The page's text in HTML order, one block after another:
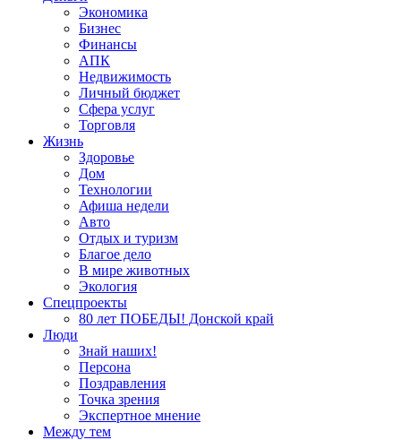
Экономика
Бизнес
Финансы
АПК
Недвижимость
Личный бюджет
Сфера услуг
Торговля
Жизнь
Здоровье
Дом
Технологии
Афиша недели
Авто
Отдых и туризм
Благое дело
В мире животных
Экология
Спецпроекты
80 лет ПОБЕДЫ! Донской край
Люди
Знай наших!
Персона
Поздравления
Точка зрения
Экспертное мнение
Между тем